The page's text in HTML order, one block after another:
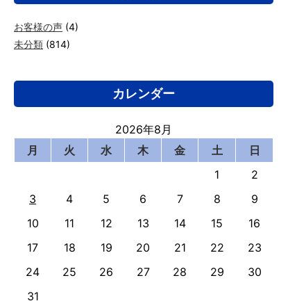
お客様の声 (4)
未分類 (814)
カレンダー
2026年8月
月
火 水 木 金 土
日
1
2
3
4 5 6 7 8
9
10
11 12 13 14 15
16
17
18 19 20 21 22
23
24
25 26 27 28 29
30
31